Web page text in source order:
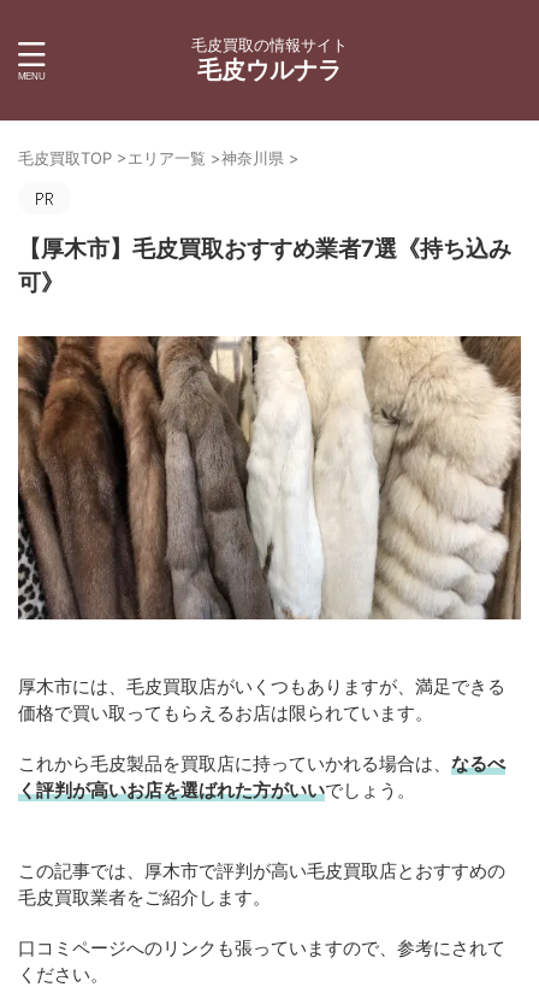
毛皮買取の情報サイト
毛皮ウルナラ
毛皮買取TOP >エリア一覧 >神奈川県 >
【厚木市】毛皮買取おすすめ業者7選《持ち込み
可》
厚木市には、毛皮買取店がいくつもありますが、満足できる
価格で買い取ってもらえるお店は限られています。
これから毛皮製品を買取店に持っていかれる場合は、 なるべ
く評判が高いお店を選ばれた方がいいでしょう。
この記事では、厚木市で評判が高い毛皮買取店とおすすめの
毛皮買取業者をご紹介します。
口コミページへのリンクも張っていますので、参考にされて
ください。